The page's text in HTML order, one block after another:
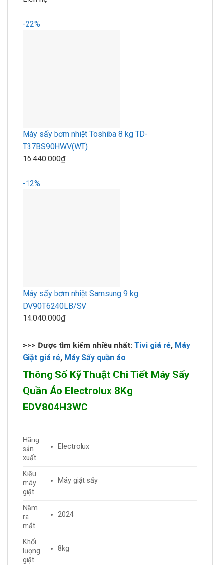
-22%
Máy sấy bơm nhiệt Toshiba 8 kg TD-
T37BS90HWV(WT)
16.440.000₫
-12%
Máy sấy bơm nhiệt Samsung 9 kg
DV90T6240LB/SV
14.040.000₫
>>> Được tìm kiếm nhiều nhất: Tivi giá rẻ, Máy
Giặt giá rẻ, Máy Sấy quần áo
Thông Số Kỹ Thuật Chi Tiết Máy Sấy
Quần Áo Electrolux 8Kg
EDV804H3WC
Hãng
sản
xuất
Electrolux
Kiểu
máy
giặt
Máy giặt sấy
Năm
ra
mắt
2024
Khối
lượng
giặt
8kg